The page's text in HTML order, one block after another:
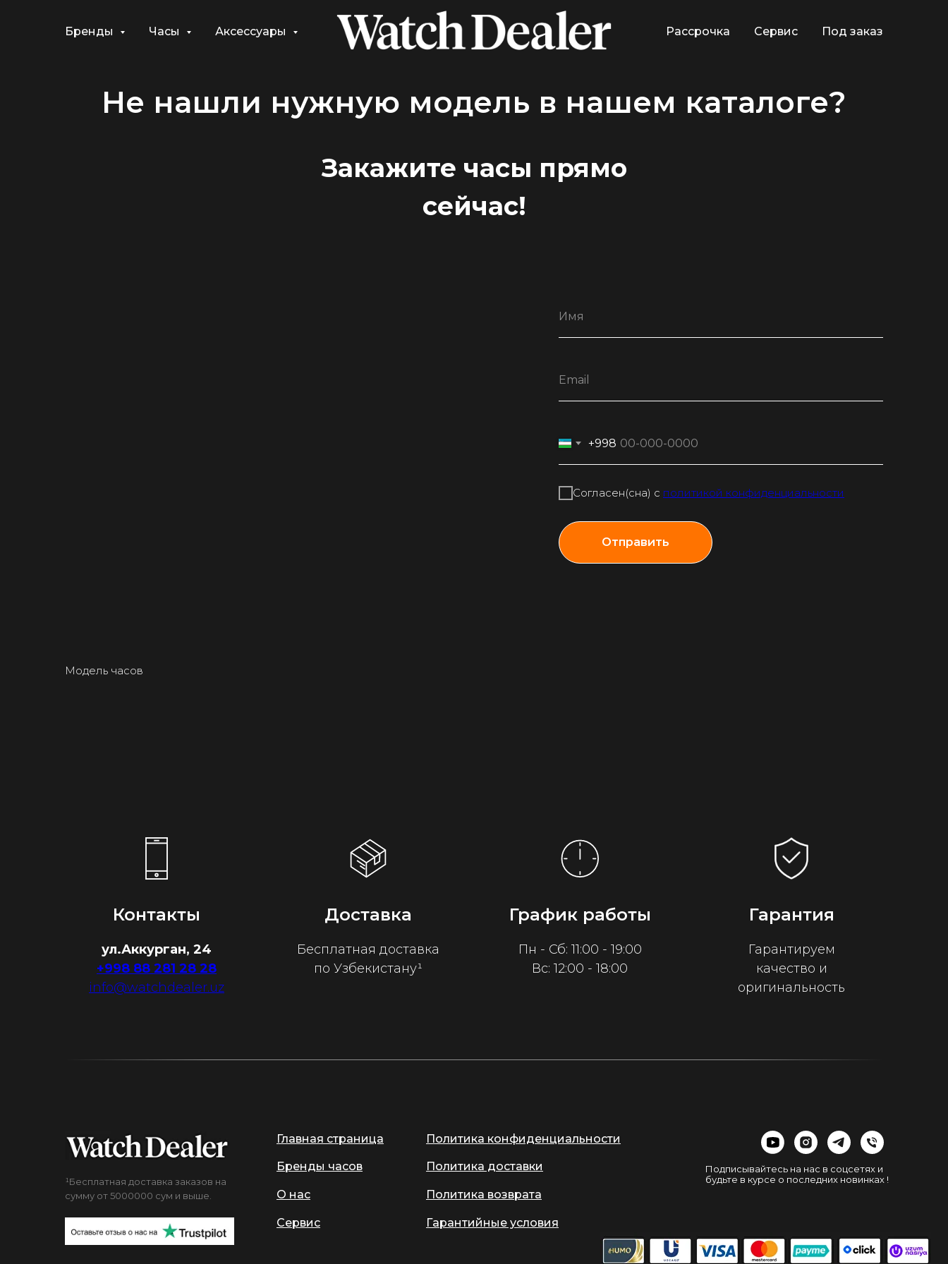
Бренды Часы Аксессуары Рассрочка Сервис Под заказ
Не нашли нужную модель в нашем каталоге?
Закажите часы прямо
сейчас!
Модель часов
+998
Согласен(сна) с политикой конфиденциальности
Отправить
Контакты
ул.Аккурган, 24
+998 88 281 28 28
info@watchdealer.uz
Доставка
Бесплатная доставка
по Узбекистану¹
График работы
Пн - Сб: 11:00 - 19:00
Вс: 12:00 - 18:00
Гарантия
Гарантируем
качество и
оригинальность
Подписывайтесь на нас в соцсетях и
будьте в курсе о последних новинках !
Главная страница
Бренды часов
О нас
Сервис
¹Бесплатная доставка заказов на
сумму от 5000000 сум и выше.
Политика конфиденциальности
Политика доставки
Политика возврата
Гарантийные условия